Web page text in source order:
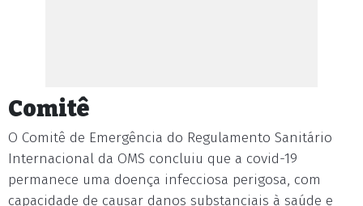
Comitê
O Comitê de Emergência do Regulamento Sanitário
Internacional da OMS concluiu que a covid-19
permanece uma doença infecciosa perigosa, com
capacidade de causar danos substanciais à saúde e